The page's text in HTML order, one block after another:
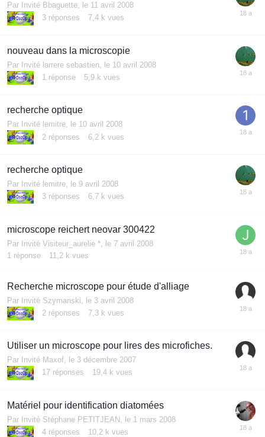
Par Invité Bbaguette, le 11 avril 2008
3 réponses 7,4 k vues
nouveau dans la microscopie
Par Invité larrere sebastien,
le 10 avril 2008
1 réponse 5,9 k vues
recherche optique
Par Invité lemitre, le 10 avril 2008
2 réponses 6,2 k vues
recherche optique
Par Invité lemitre,
le 9 avril 2008
3 réponses 6,7 k vues
microscope reichert neovar 300422
Par Invité Visiteur_aurelie *, le 7 avril 2008
1 réponse 11,2 k vues
Recherche microscope pour étude d'alliage
Par Invité Szymanski, le 3 avril 2008
2 réponses 7,3 k vues
Utiliser un microscope pour lires des microfiches.
Par Invité Maxof, le 3 décembre 2007
17 réponses 19,4 k vues
Matériel pour identification diatomées
Par Invité Stéphane PETITJEAN, le 1 mars 2008
4 réponses 10,2 k vues